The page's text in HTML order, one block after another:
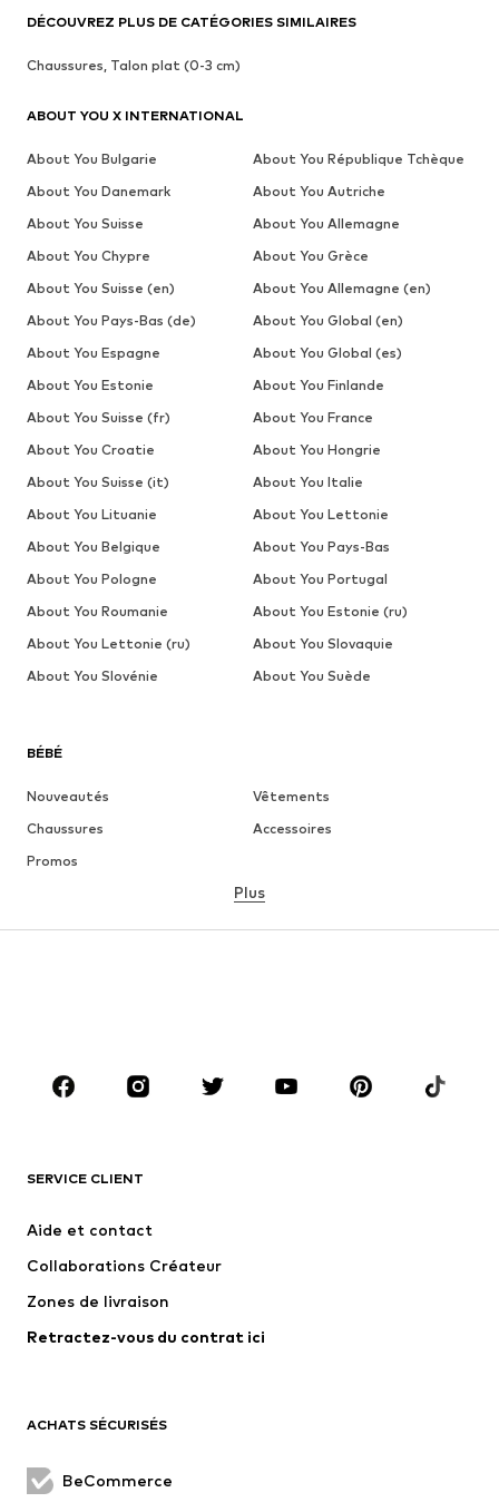
BÉBÉ
Nouveautés
Vêtements
Chaussures
Accessoires
Promos
MARQUES
NAME IT
WE Fashion
Plus
SERVICE CLIENT
Aide et contact
Collaborations Créateur
Zones de livraison
Retractez-vous du contrat ici
ACHATS SÉCURISÉS
BeCommerce
DÉCOUVREZ PLUS DE CATÉGORIES SIMILAIRES
Chaussures, Talon plat (0-3 cm)
ABOUT YOU X INTERNATIONAL
About You Bulgarie
About You République Tchèque
About You Danemark
About You Autriche
About You Suisse
About You Allemagne
About You Chypre
About You Grèce
About You Suisse (en)
About You Allemagne (en)
About You Pays-Bas (de)
About You Global (en)
About You Espagne
About You Global (es)
About You Estonie
About You Finlande
About You Suisse (fr)
About You France
About You Croatie
About You Hongrie
About You Suisse (it)
About You Italie
About You Lituanie
About You Lettonie
About You Belgique
About You Pays-Bas
About You Pologne
About You Portugal
About You Roumanie
About You Estonie (ru)
About You Lettonie (ru)
About You Slovaquie
About You Slovénie
About You Suède